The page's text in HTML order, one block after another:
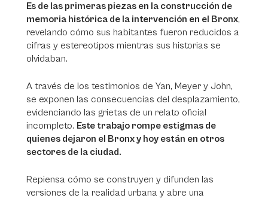
Es de las primeras piezas en la construcción de
memoria histórica de la intervención en el Bronx,
revelando cómo sus habitantes fueron reducidos a
cifras y estereotipos mientras sus historias se
olvidaban.
A través de los testimonios de Yan, Meyer y John,
se exponen las consecuencias del desplazamiento,
evidenciando las grietas de un relato oficial
incompleto. Este trabajo rompe estigmas de
quienes dejaron el Bronx y hoy están en otros
sectores de la ciudad.
Repiensa cómo se construyen y difunden las
versiones de la realidad urbana y abre una